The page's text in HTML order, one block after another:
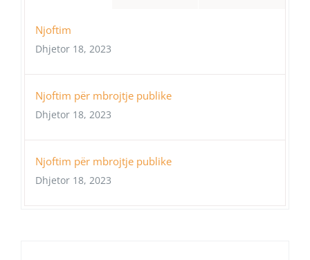
Njoftim
Dhjetor 18, 2023
Njoftim për mbrojtje publike
Dhjetor 18, 2023
Njoftim për mbrojtje publike
Dhjetor 18, 2023